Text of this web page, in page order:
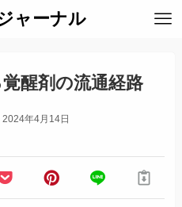
ャーナル
醒剤の流通経路
2024年4月14日